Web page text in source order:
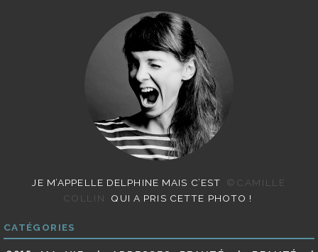
JE M’APPELLE DELPHINE MAIS C’EST
©CAMILLE
COLLIN
QUI A PRIS CETTE PHOTO !
CATÉGORIES